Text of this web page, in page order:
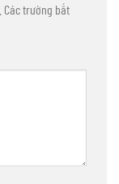
Các trường bắt